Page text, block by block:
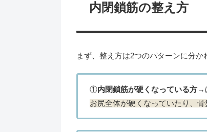
内閉鎖筋の整え方
まず、整え方は2つのパターンに分か
①内閉鎖筋が硬くなっている方→
お尻全体が硬くなっていたり、